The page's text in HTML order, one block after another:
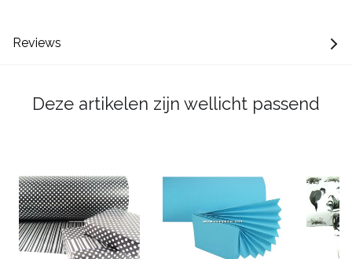
Reviews
Deze artikelen zijn wellicht passend